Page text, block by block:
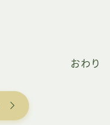
おわり